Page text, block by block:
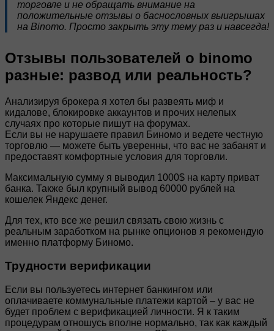
торговле и не обращать внимание на
положительные отзывы о баснословных выигрышах
на Binomo. Просто закрыть эту тему раз и навсегда!
Отзывы пользователей о binomo
разные: развод или реальность?
Анализируя брокера я хотел бы развеять миф и
кидалове, блокировке аккаунтов и прочих нелепых
случаях про которые пишут на форумах.
Если вы не нарушаете правил Биномо и ведете честную
торговлю — можете быть уверенны, что вас не забанят и
предоставят комфортные условия для торговли.
Максимальную сумму я выводил 1000$ на карту приват
банка. Также был крупный вывод 60000 рублей на
кошелек Яндекс денег.
Для тех, кто все же решил связать свою жизнь с
реальным заработком на рынке опционов я рекомендую
именно платформу Биномо.
Трудности верификации
Если вы пользуетесь интернет банкингом или
оплачиваете коммунальные платежи картой – у вас не
будет проблем с верификацией личности. Я к таким
процедурам отношусь вполне нормально, так как каждый